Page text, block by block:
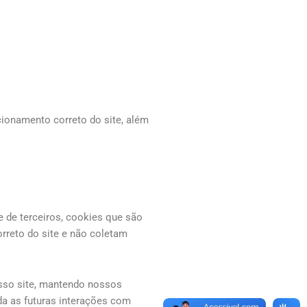
correto do site, além
de terceiros, cookies que são
do site e não coletam
site, mantendo nossos
as futuras interações com